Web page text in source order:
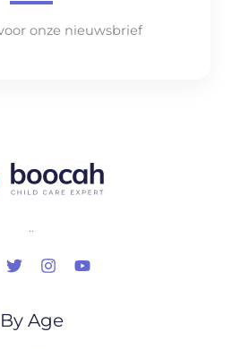
onze nieuwsbrief
..
By Age